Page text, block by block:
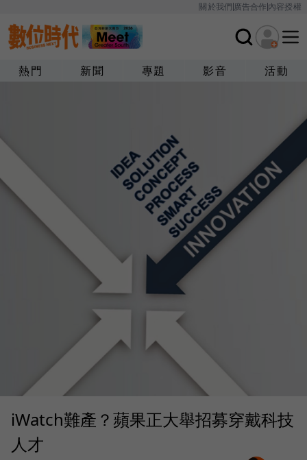
關於我們廣告合作內容授權
熱門 新聞 專題 影音 活動
iWatch難產？蘋果正大舉招募穿戴科技
人才